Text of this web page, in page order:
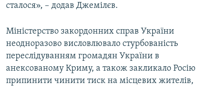
сталося», – додав Джемілєв.
Міністерство закордонних справ України
неодноразово висловлювало стурбованість
переслідуванням громадян України в
анексованому Криму, а також закликало Росію
припинити чинити тиск на місцевих жителів,